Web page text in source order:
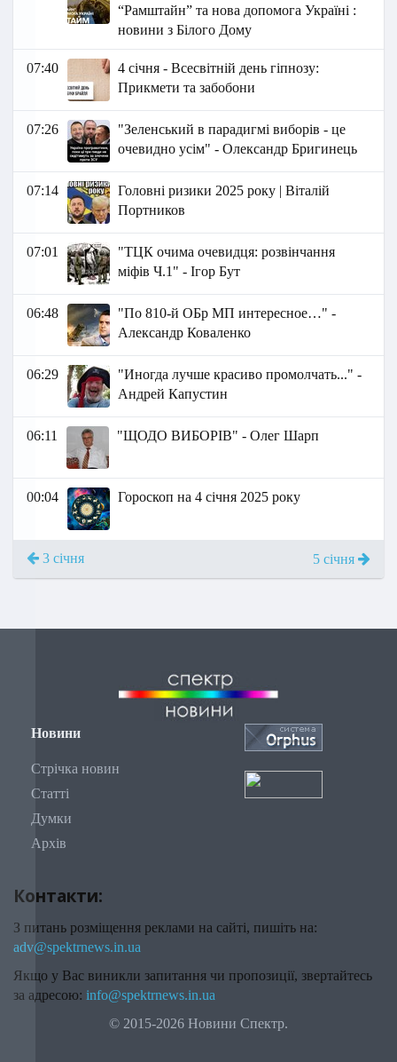
“Рамштайн” та нова допомога Україні :
новини з Білого Дому
07:40
4 січня - Всесвітній день гіпнозу:
Прикмети та забобони
07:26
"Зеленський в парадигмі виборів - це
очевидно усім" - Олександр Бригинець
07:14
Головні ризики 2025 року | Віталій
Портников
07:01
"ТЦК очима очевидця: розвінчання
міфів Ч.1" - Ігор Бут
06:48
"По 810-й ОБр МП интересное…" -
Александр Коваленко
06:29
"Иногда лучше красиво промолчать..." -
Андрей Капустин
06:11 "ЩОДО ВИБОРІВ" - Олег Шарп
00:04 Гороскоп на 4 січня 2025 року
3 січня 5 січня
Новини
Стрічка новин
Статті
Думки
Архів
Контакти:
З питань розміщення реклами на сайті, пишіть на:
adv@spektrnews.in.ua
Якщо у Вас виникли запитання чи пропозиції, звертайтесь
за адресою: info@spektrnews.in.ua
© 2015-2026 Новини Спектр.